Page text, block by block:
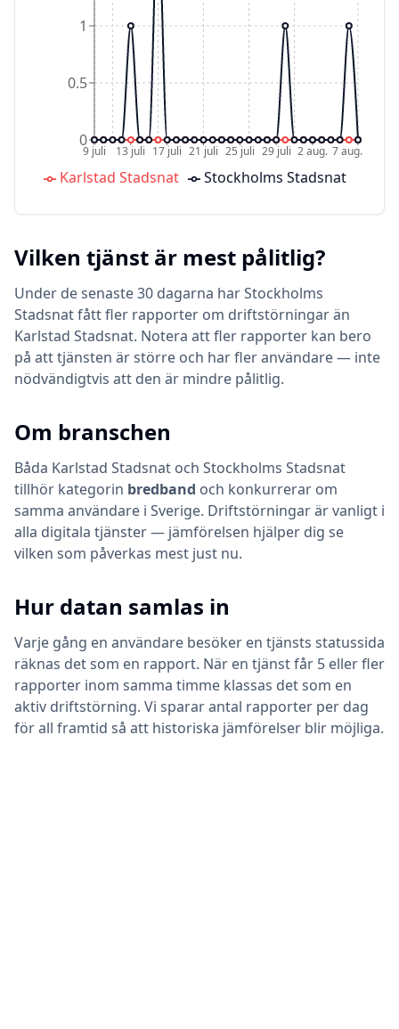
9 juli 13 juli 17 juli 21 juli 25 juli 29 juli 2 aug. 7 aug.
0
0.5
1
Karlstad Stadsnat Stockholms Stadsnat
Vilken tjänst är mest pålitlig?
Under de senaste 30 dagarna har Stockholms
Stadsnat fått fler rapporter om driftstörningar än
Karlstad Stadsnat. Notera att fler rapporter kan bero
på att tjänsten är större och har fler användare — inte
nödvändigtvis att den är mindre pålitlig.
Om branschen
Båda Karlstad Stadsnat och Stockholms Stadsnat
tillhör kategorin bredband och konkurrerar om
samma användare i Sverige. Driftstörningar är vanligt i
alla digitala tjänster — jämförelsen hjälper dig se
vilken som påverkas mest just nu.
Hur datan samlas in
Varje gång en användare besöker en tjänsts statussida
räknas det som en rapport. När en tjänst får 5 eller fler
rapporter inom samma timme klassas det som en
aktiv driftstörning. Vi sparar antal rapporter per dag
för all framtid så att historiska jämförelser blir möjliga.